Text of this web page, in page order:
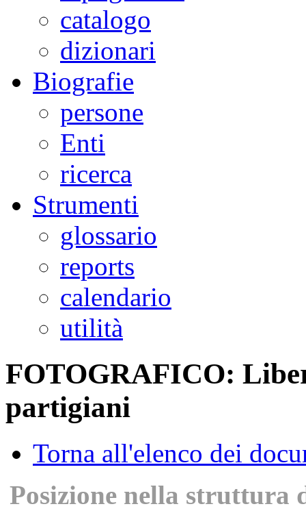
catalogo
dizionari
Biografie
persone
Enti
ricerca
Strumenti
glossario
reports
calendario
utilità
FOTOGRAFICO:
partigiani
Torna all'elenco dei
Posizione nella struttura